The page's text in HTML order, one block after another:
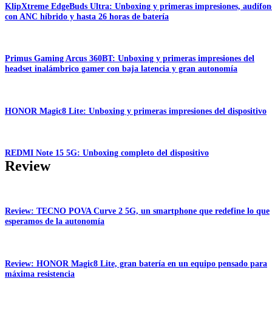
KlipXtreme EdgeBuds Ultra: Unboxing y primeras impresiones,
con ANC híbrido y hasta 26 horas de batería
Primus Gaming Arcus 360BT: Unboxing y primeras impresiones del
headset inalámbrico gamer con baja latencia y gran autonomía
HONOR Magic8 Lite: Unboxing y primeras impresiones del dispositivo
REDMI Note 15 5G: Unboxing completo del dispositivo
Review
Review: TECNO POVA Curve 2 5G, un smartphone que redefine lo que
esperamos de la autonomía
Review: HONOR Magic8 Lite, gran batería en un equipo pensado para
máxima resistencia